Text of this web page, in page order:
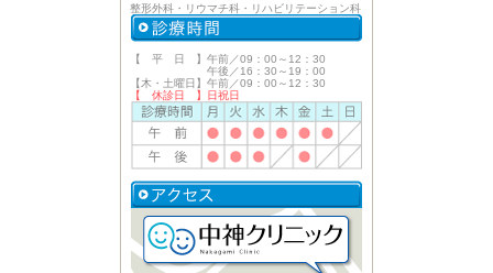
整形外科・リウマチ科・リハビリテーション科
【 平 日 】午前／09：00～12：30
午後／16：30～19：00
【木・土曜日】午前／09：00～12：30
【 休診日 】日祝日